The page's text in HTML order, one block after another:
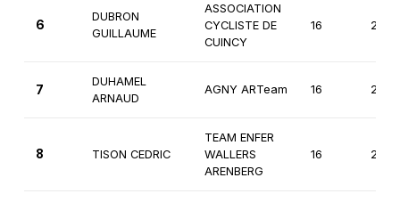
6
DUBRON
GUILLAUME
ASSOCIATION
CYCLISTE DE
CUINCY
16
7
DUHAMEL
ARNAUD
AGNY ARTeam 16
8 TISON CEDRIC
TEAM ENFER
WALLERS
ARENBERG
16